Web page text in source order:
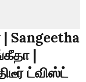
Sangeetha
|
ட்விஸ்ட்